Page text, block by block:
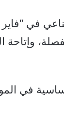
في
في